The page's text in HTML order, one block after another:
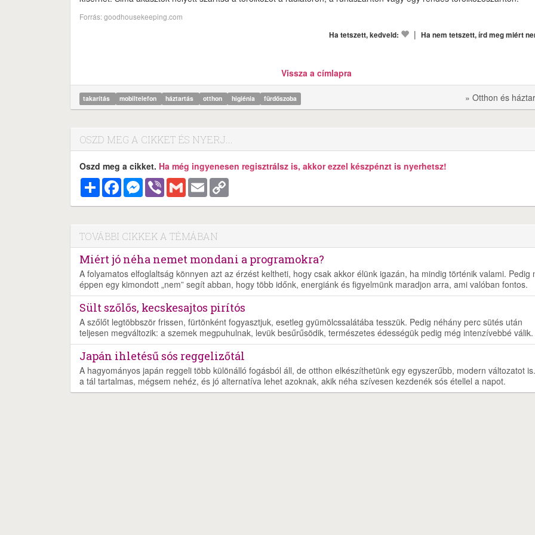
Forrás: goodhousekeeping.com
Ha tetszett, kedveld:
| Ha nem tetszett, írd meg miért
Vissza a címlapra
takarítás mobiltelefon háztartás otthon higiénia fürdőszoba » Otthon és
OSZD MEG A CIKKET ÉS NYERJ...
Oszd meg a cikket. Ha még ingyenesen regisztrálsz is, akkor ezzel készpénzt is nyerhetsz!
MegosztásFacebookMessenger
Viber Gmail Email
TOVÁBBI CIKKEK A TÉMÁBAN
Miért jó néha nemet mondani a programokra?
A folyamatos elfoglaltság könnyen azt az érzést keltheti, hogy csak akkor élünk igazán, ha mindig történik valami. Pedig
éppen egy kimondott „nem” segít abban, hogy több időnk, energiánk és figyelmünk maradjon arra, ami valóban fontos.
Sült szőlős, kecskesajtos pirítós
A szőlőt legtöbbször frissen, fürtönként fogyasztjuk, esetleg gyümölcssalátába tesszük. Pedig néhány perc sütés után
teljesen megváltozik: a szemek megpuhulnak, levük besűrűsödik, természetes édességük pedig még intenzívebbé válik.
Japán ihletésű sós reggelizőtál
A hagyományos japán reggeli több különálló fogásból áll, de otthon elkészíthetünk egy egyszerűbb, modern változatot
a tál tartalmas, mégsem nehéz, és jó alternatíva lehet azoknak, akik néha szívesen kezdenék sós étellel a napot.